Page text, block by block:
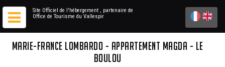
Site Officiel de l'hébergement , partenaire de
Office de Tourisme du Vallespir
MARIE-FRANCE LOMBARDO - APPARTEMENT MAGDA - LE
BOULOU